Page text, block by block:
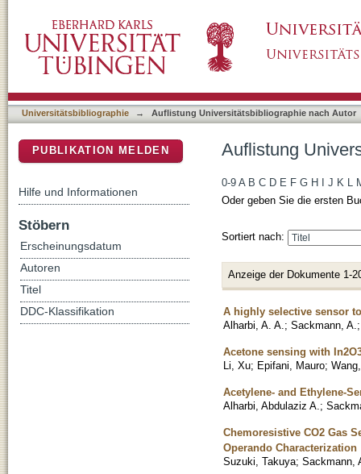
Universitätsbibliographie → Auflistung Universitätsbibliographie nach Autor
Auflistung
0-9 A B C D E F G H J K L
Oder geben Sie die ersten
Sortiert nach:
Anzeige der Dokumente 1-
A highly selective sensor
Alharbi, A. A. ; Sackmann, A.
Acetone sensing with
Li, Xu; Epifani, Mauro;
Acetylene- and Ethylene-
Alharbi, Abdulaziz A. ;
Chemoresistive CO2 Gas
Operando Characterization
Suzuki, Takuya; Sackmann,
PUBLIKATION MELDEN
Hilfe und Informationen
Stöbern
Erscheinungsdatum
Autoren
Titel
DDC-Klassifikation